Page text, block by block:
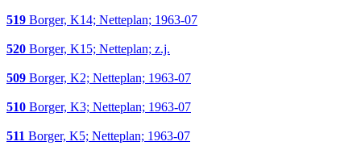
519 Borger, K14; Netteplan; 1963-07
520 Borger, K15; Netteplan; z.j.
509 Borger, K2; Netteplan; 1963-07
510 Borger, K3; Netteplan; 1963-07
511 Borger, K5; Netteplan; 1963-07